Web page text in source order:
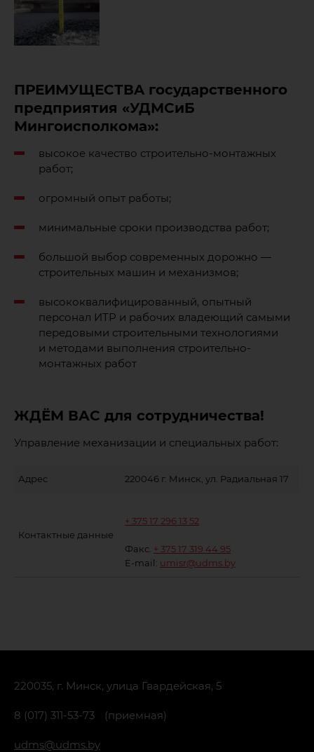
ПРЕИМУЩЕСТВA государственного
предприятия «УДМСиБ
Мингоисполкома»:
высокое качество строительно-монтажных
работ;
огромный опыт работы;
минимальные сроки производства работ;
большой выбор современных дорожно —
строительных машин и механизмов;
высококвалифицированный, опытный
персонал ИТР и рабочих владеющий самыми
передовыми строительными технологиями
и методами выполнения строительно-
монтажных работ
ЖДЁМ ВАС для сотрудничества!
Управление механизации и специальных работ:
Адрес 220046 г. Минск, ул. Радиальная 17
Контактные данные
+ 375 17 296 13 52
Факс. + 375 17 319 44 95
E-mail: umisr@udms.by
220035, г. Минск, улица Гвардейская, 5
8 (017) 311-53-73 (приемная)
udms@udms.by